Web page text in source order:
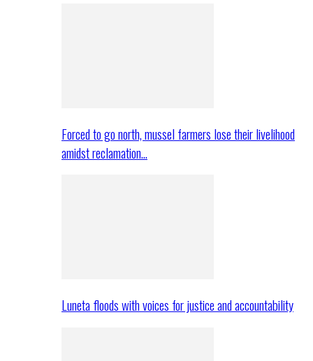
Forced to go north, mussel farmers lose their livelihood
amidst reclamation…
Luneta floods with voices for justice and accountability